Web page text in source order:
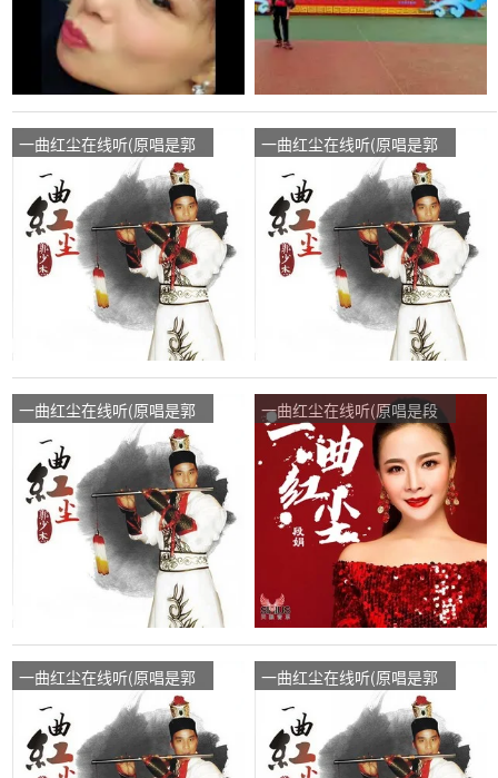
一曲红尘在线听(原唱是郭
少杰)，段利萍演唱点
播:482次
一曲红尘在线听(原唱是郭
少杰)，缘份演唱点播:11次
一曲红尘在线听(原唱是郭
少杰)，軍特种兵《忙暂
停》拒绝私信演唱点播:84
次
一曲红尘在线听(原唱是段
娟)，岁月静好《退出》演
唱点播:76次
一曲红尘在线听(原唱是郭
少杰)，绿竹(暂退）演唱点
播:315次
一曲红尘在线听(原唱是郭
少杰)，娟子演唱点播:26次